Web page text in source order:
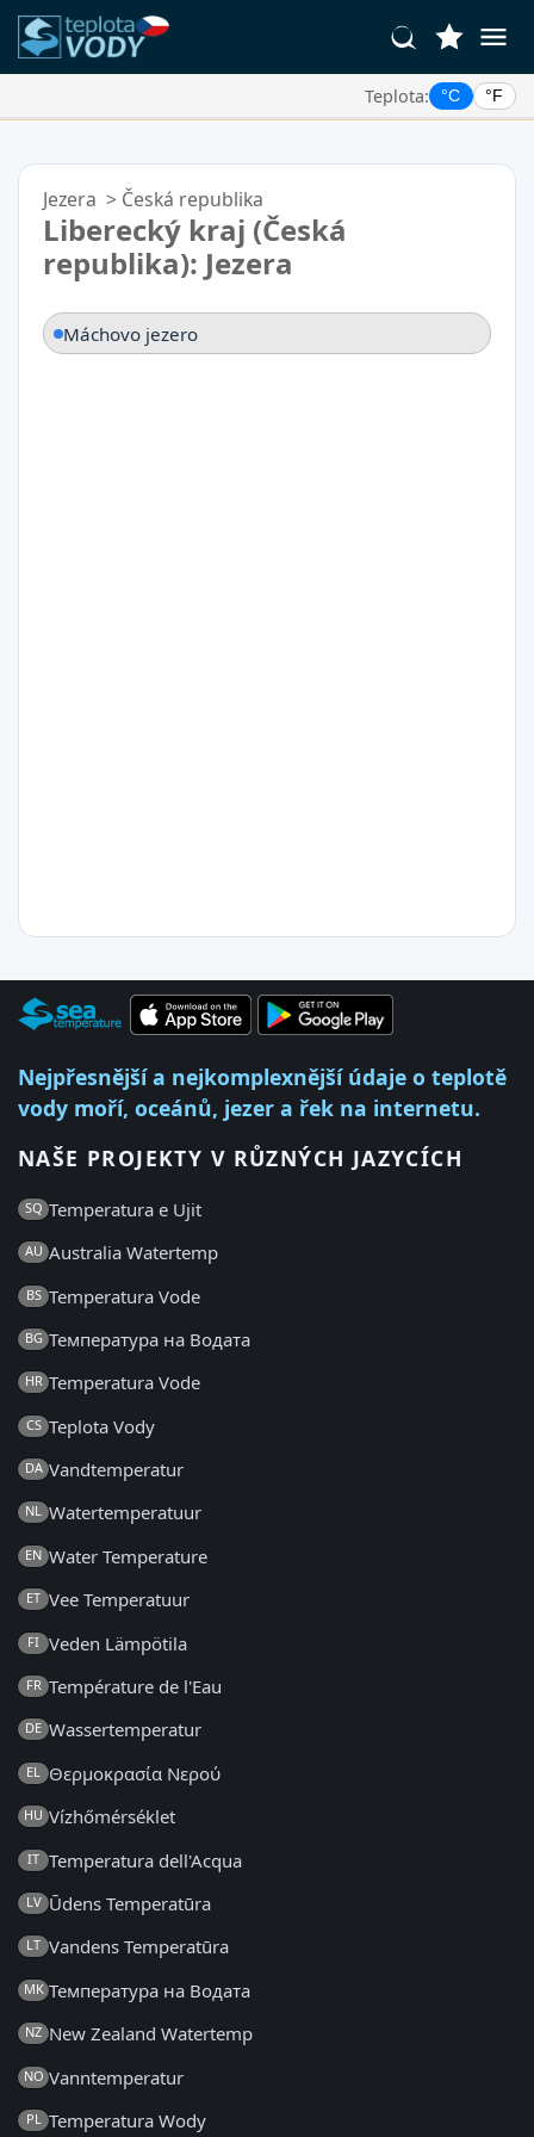
Teplota: °C °F
Váš seznam oblíbených je prázdný.
Jezera > Česká republika
Liberecký kraj (Česká
republika): Jezera
Máchovo jezero
Nejpřesnější a nejkomplexnější údaje o teplotě
vody moří, oceánů, jezer a řek na internetu.
NAŠE PROJEKTY V RŮZNÝCH JAZYCÍCH
SQ Temperatura e Ujit
AU Australia Watertemp
BS Temperatura Vode
BG Температура на Водата
HR Temperatura Vode
CS Teplota Vody
DA Vandtemperatur
NL Watertemperatuur
EN Water Temperature
ET Vee Temperatuur
FI Veden Lämpötila
FR Température de l'Eau
DE Wassertemperatur
EL Θερμοκρασία Νερού
HU Vízhőmérséklet
IT Temperatura dell'Acqua
LV Ūdens Temperatūra
LT Vandens Temperatūra
MK Температура на Водата
NZ New Zealand Watertemp
NO Vanntemperatur
PL Temperatura Wody